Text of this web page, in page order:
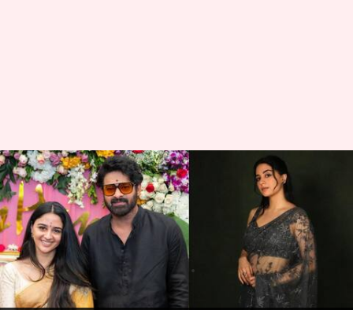
Imanvi Ismail: ప్రభాస్ హీరోయిన్
ఇమాన్వికి మరో సినిమా ఎందుకు
ప్రకటించలేదు?.. 'ఫౌజీ' ఒప్పందమే
కారణమా?
వ్రాసిన వారు Moogati Shabari 11:04 am